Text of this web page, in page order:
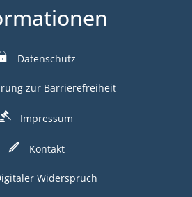
Datenschutz
zur Barrierefreiheit
Impressum
Kontakt
Widerspruch